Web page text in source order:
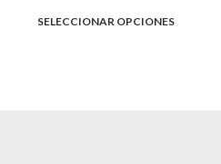
SELECCIONAR OPCIONES